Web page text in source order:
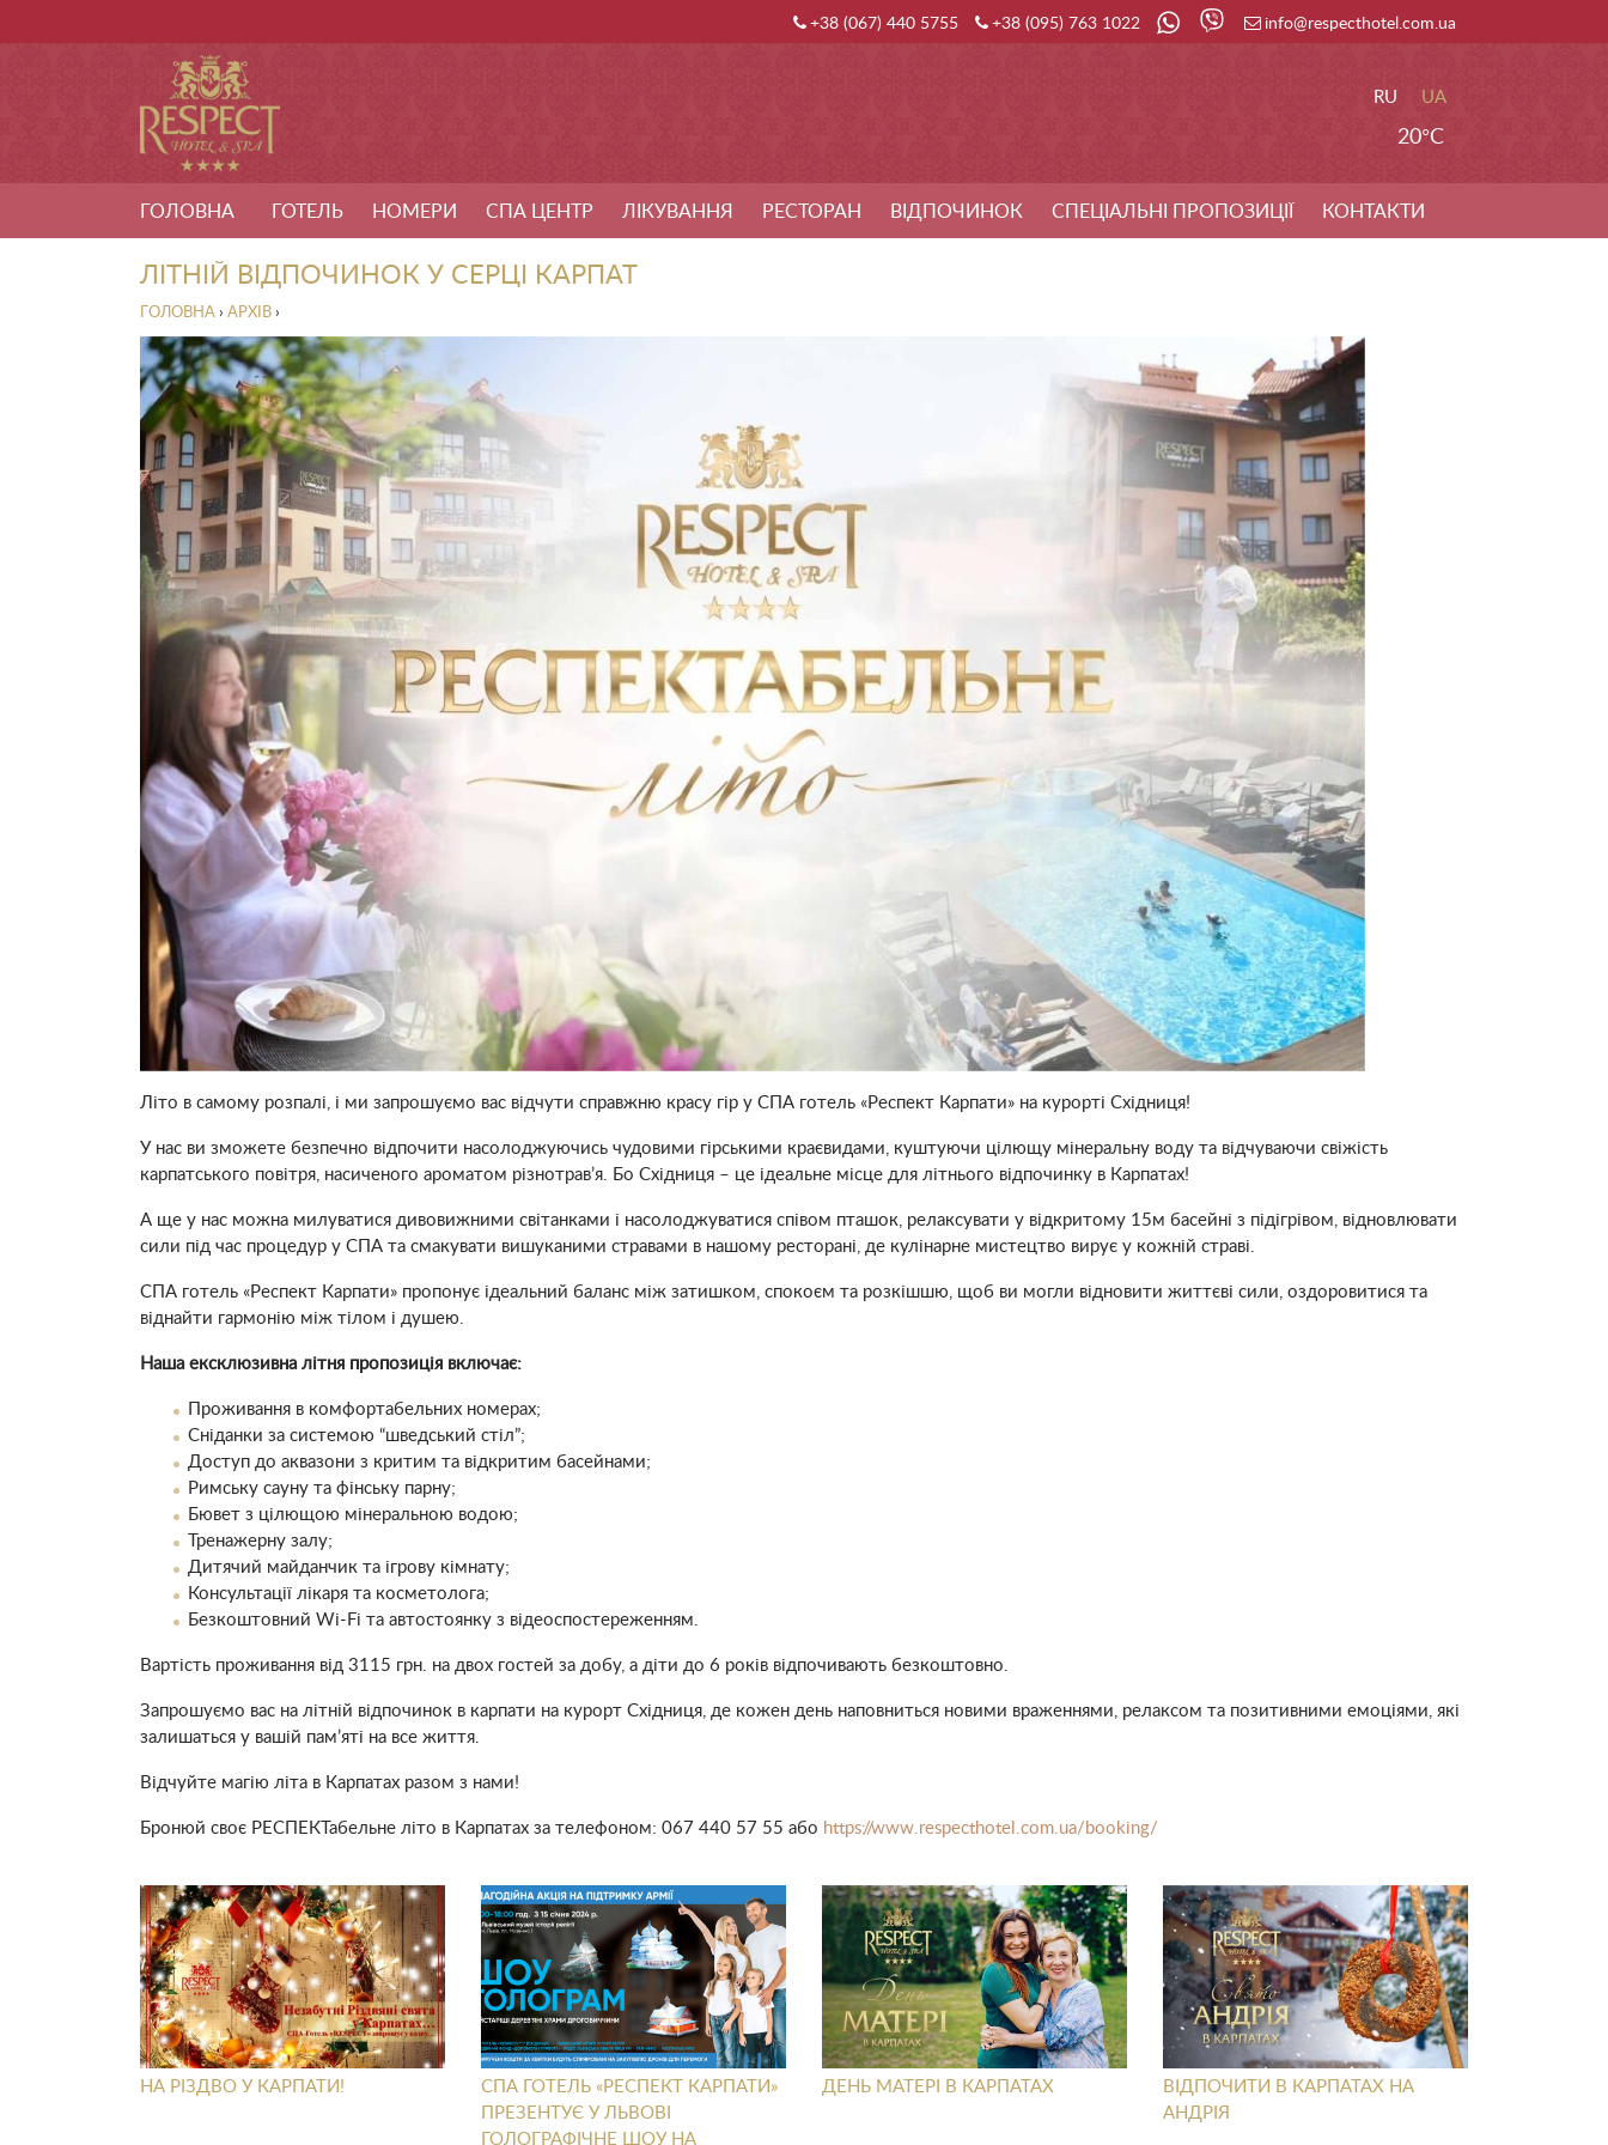
+38 (067) 440 5755 +38 (095) 763 1022 info@respecthotel.com.ua
RU UA
20°C
ГОЛОВНА ГОТЕЛЬ НОМЕРИ СПА ЦЕНТР ЛІКУВАННЯ РЕСТОРАН ВІДПОЧИНОК СПЕЦІАЛЬНІ ПРОПОЗИЦІЇ КОНТАКТИ
ЛІТНІЙ ВІДПОЧИНОК У СЕРЦІ КАРПАТ
ГОЛОВНА › АРХІВ ›
Літо в самому розпалі, і ми запрошуємо вас відчути справжню красу гір у СПА готель «Респект Карпати» на курорті Східниця!
У нас ви зможете безпечно відпочити насолоджуючись чудовими гірськими краєвидами, куштуючи цілющу мінеральну воду та відчуваючи свіжість
карпатського повітря, насиченого ароматом різнотрав’я. Бо Східниця – це ідеальне місце для літнього відпочинку в Карпатах!
А ще у нас можна милуватися дивовижними світанками і насолоджуватися співом пташок, релаксувати у відкритому 15м басейні з підігрівом, відновлювати
сили під час процедур у СПА та смакувати вишуканими стравами в нашому ресторані, де кулінарне мистецтво вирує у кожній страві.
СПА готель «Респект Карпати» пропонує ідеальний баланс між затишком, спокоєм та розкішшю, щоб ви могли відновити життєві сили, оздоровитися та
віднайти гармонію між тілом і душею.
Наша ексклюзивна літня пропозиція включає:
Проживання в комфортабельних номерах;
Сніданки за системою “шведський стіл”;
Доступ до аквазони з критим та відкритим басейнами;
Римську сауну та фінську парну;
Бювет з цілющою мінеральною водою;
Тренажерну залу;
Дитячий майданчик та ігрову кімнату;
Консультації лікаря та косметолога;
Безкоштовний Wi-Fi та автостоянку з відеоспостереженням.
Вартість проживання від 3115 грн. на двох гостей за добу, а діти до 6 років відпочивають безкоштовно.
Запрошуємо вас на літній відпочинок в карпати на курорт Східниця, де кожен день наповниться новими враженнями, релаксом та позитивними емоціями, які
залишаться у вашій пам’яті на все життя.
Відчуйте магію літа в Карпатах разом з нами!
Бронюй своє РЕСПЕКТабельне літо в Карпатах за телефоном: 067 440 57 55 або https://www.respecthotel.com.ua/booking/
НА РІЗДВО У КАРПАТИ!
СПА ГОТЕЛЬ «РЕСПЕКТ КАРПАТИ»
ПРЕЗЕНТУЄ У ЛЬВОВІ
ГОЛОГРАФІЧНЕ ШОУ НА
ДЕНЬ МАТЕРІ В КАРПАТАХ
ВІДПОЧИТИ В КАРПАТАХ НА
АНДРІЯ